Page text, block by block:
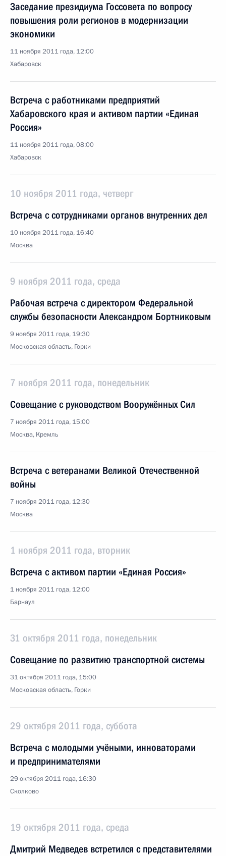
Заседание президиума Госсовета по вопросу
повышения роли регионов в модернизации
экономики
11 ноября 2011 года, 12:00
Хабаровск
Встреча с работниками предприятий
Хабаровского края и активом партии «Единая
Россия»
11 ноября 2011 года, 08:00
Хабаровск
10 ноября 2011 года, четверг
Встреча с сотрудниками органов внутренних дел
10 ноября 2011 года, 16:40
Москва
9 ноября 2011 года, среда
Рабочая встреча с директором Федеральной
службы безопасности Александром Бортниковым
9 ноября 2011 года, 19:30
Московская область, Горки
7 ноября 2011 года, понедельник
Совещание с руководством Вооружённых Сил
7 ноября 2011 года, 15:00
Москва, Кремль
Встреча с ветеранами Великой Отечественной
войны
7 ноября 2011 года, 12:30
Москва
1 ноября 2011 года, вторник
Встреча с активом партии «Единая Россия»
1 ноября 2011 года, 12:00
Барнаул
31 октября 2011 года, понедельник
Совещание по развитию транспортной системы
31 октября 2011 года, 15:00
Московская область, Горки
29 октября 2011 года, суббота
Встреча с молодыми учёными, инноваторами
и предпринимателями
29 октября 2011 года, 16:30
Сколково
19 октября 2011 года, среда
Дмитрий Медведев встретился с представителями